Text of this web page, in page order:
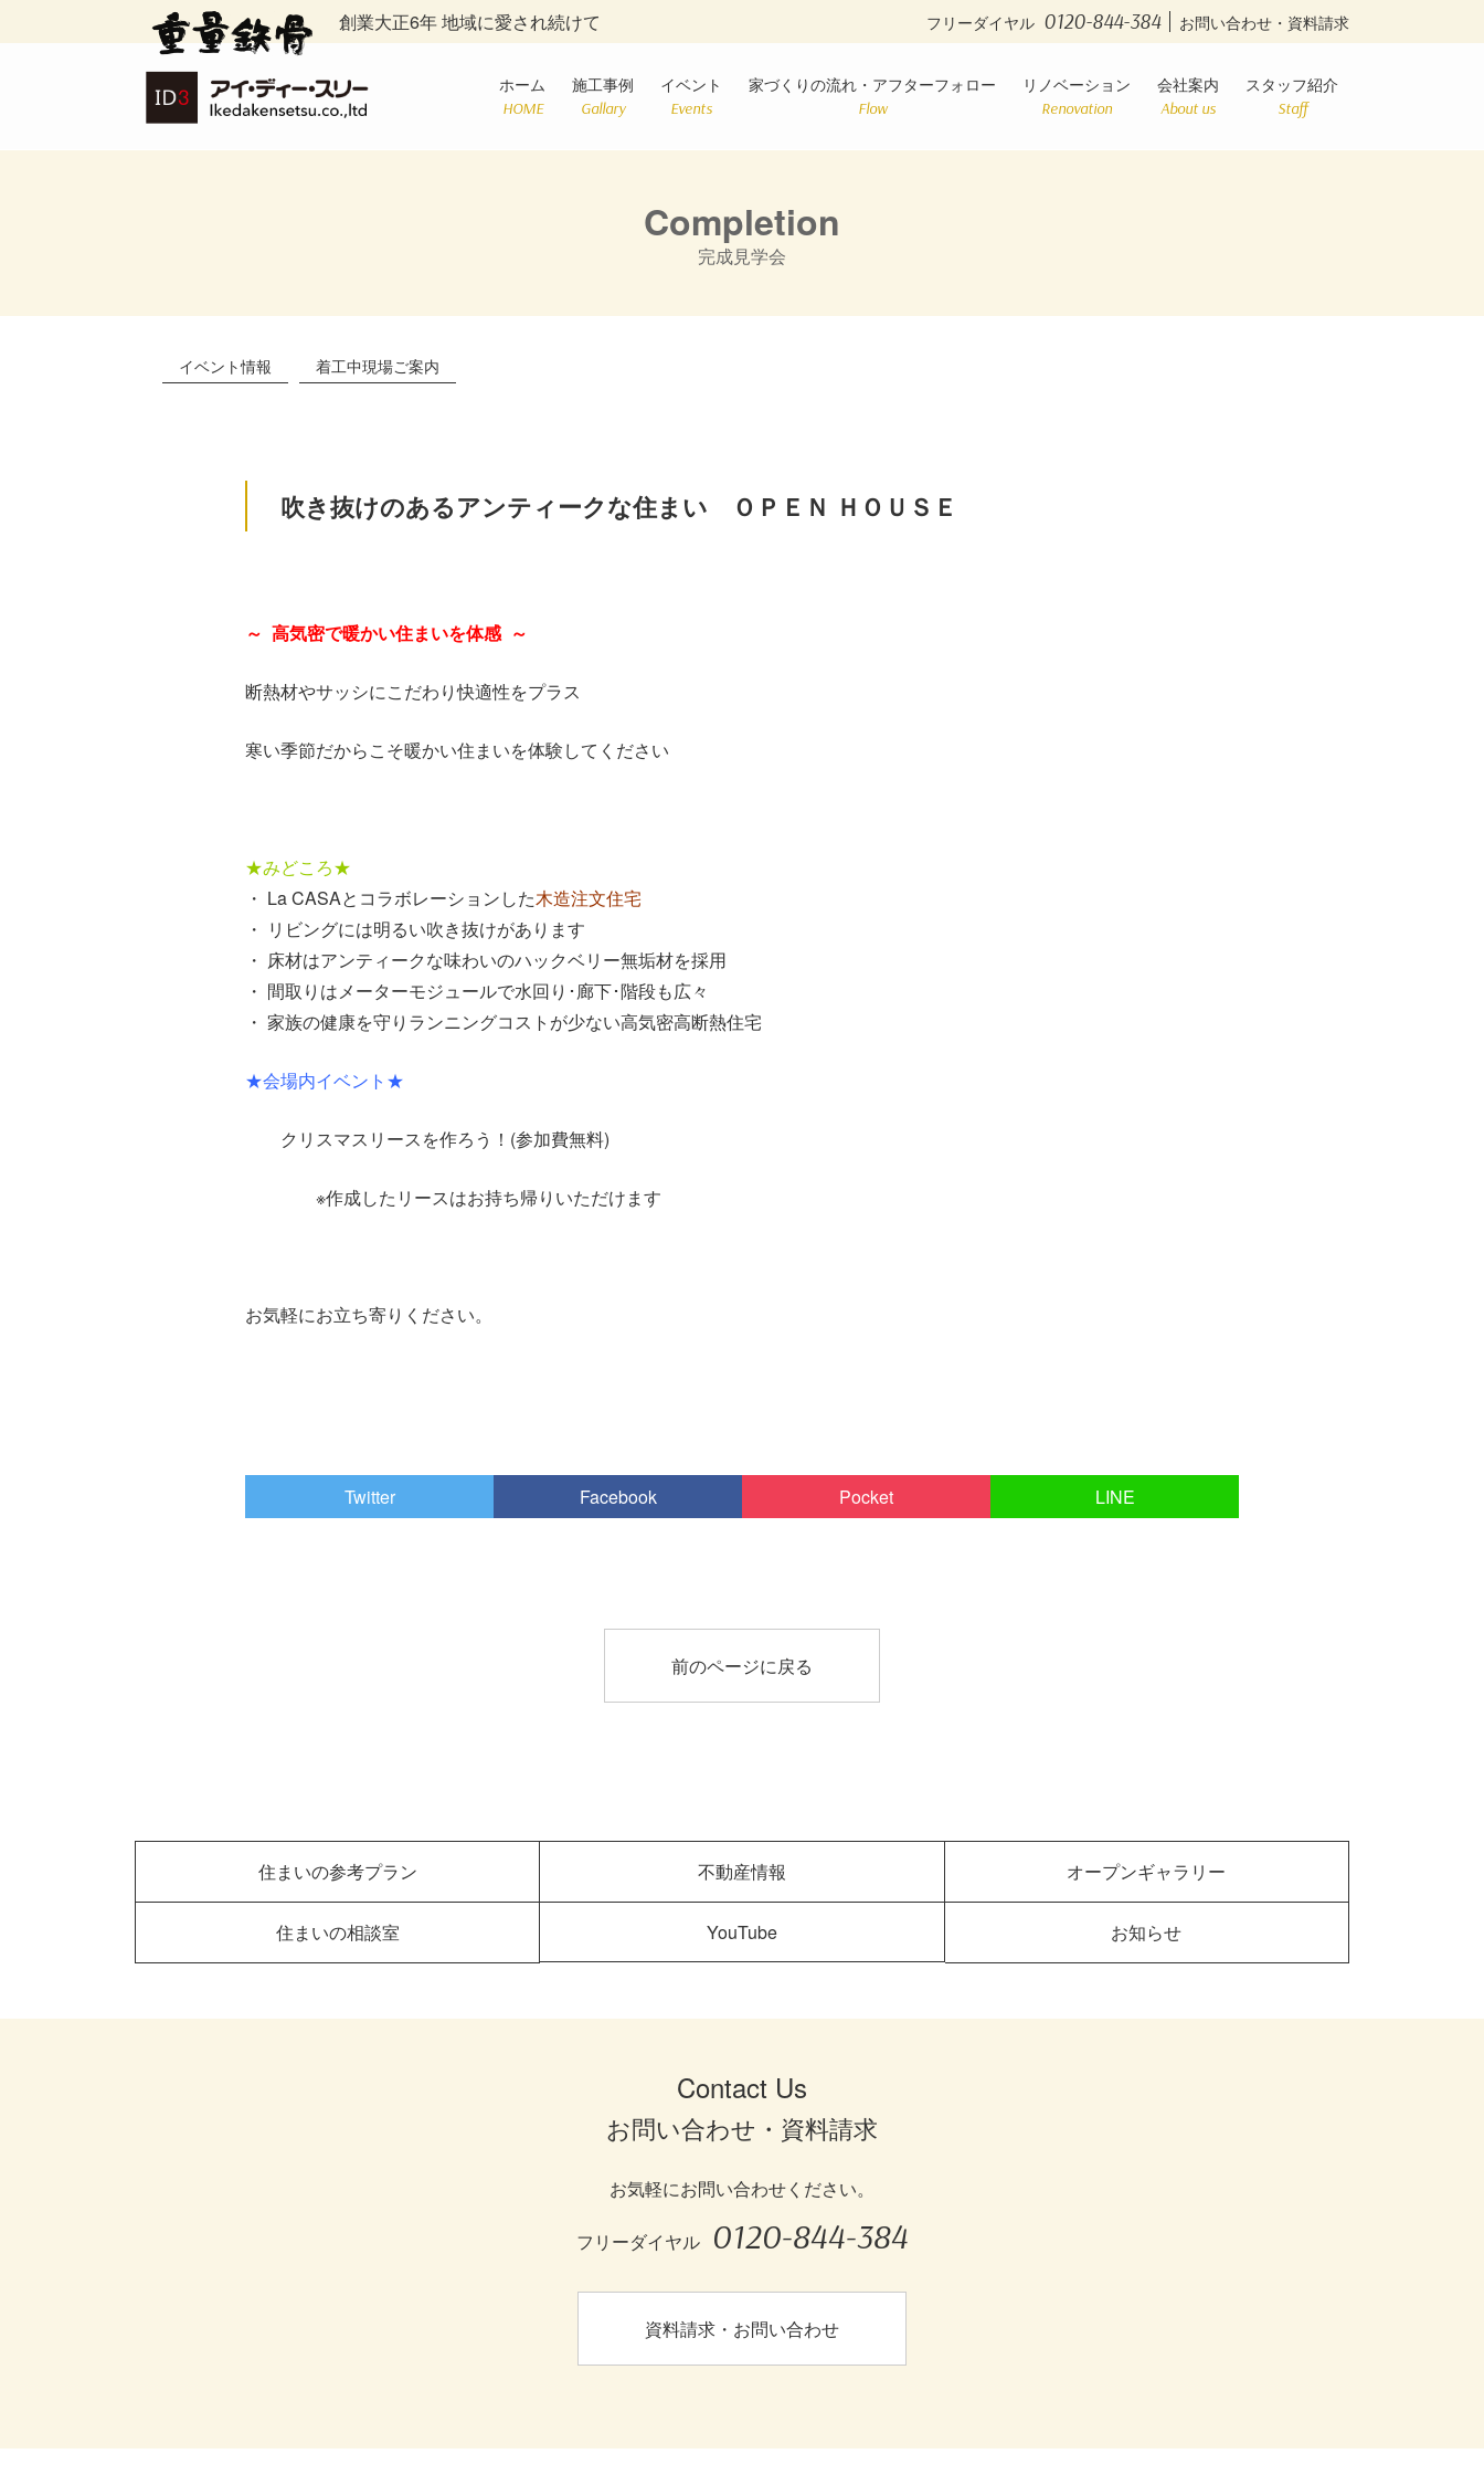
創業大正6年 地域に愛され続けて フリーダイヤル 0120-844-384 お問い合わせ・資料請求
ホーム
HOME
施工事例
Gallary
イベント
Events
家づくりの流れ・アフターフォロー
Flow
リノベーション
Renovation
会社案内
About us
スタッフ紹介
Staff
Completion
完成見学会
イベント情報 着工中現場ご案内
吹き抜けのあるアンティークな住まい ＯＰＥＮ ＨＯＵＳＥ
～ 高気密で暖かい住まいを体感 ～
断熱材やサッシにこだわり快適性をプラス
寒い季節だからこそ暖かい住まいを体験してください
★みどころ★
・ La CASAとコラボレーションした木造注文住宅
・ リビングには明るい吹き抜けがあります
・ 床材はアンティークな味わいのハックベリー無垢材を採用
・ 間取りはメーターモジュールで水回り･廊下･階段も広々
・ 家族の健康を守りランニングコストが少ない高気密高断熱住宅
★会場内イベント★
クリスマスリースを作ろう！(参加費無料)
※作成したリースはお持ち帰りいただけます
お気軽にお立ち寄りください。
Twitter Facebook Pocket LINE
前のページに戻る
住まいの参考プラン 不動産情報 オープンギャラリー
住まいの相談室 YouTube お知らせ
Contact Us
お問い合わせ・資料請求
お気軽にお問い合わせください。
フリーダイヤル 0120-844-384
資料請求・お問い合わせ